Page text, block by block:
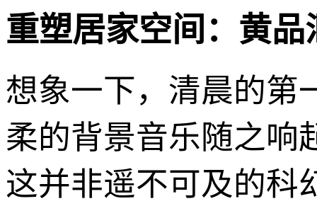
重塑居家空间：黄
想象一下，清晨的第
柔的背景音乐随之响
这并非遥不可及的科